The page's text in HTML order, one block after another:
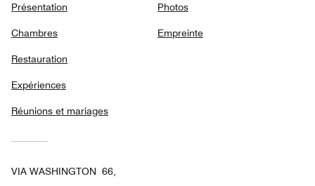
Présentation
Chambres
Restauration
Expériences
Réunions et mariages
Photos
Empreinte
VIA WASHINGTON 66,